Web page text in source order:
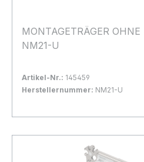
MONTAGETRÄGER
NM21-U
Artikel-Nr.: 145459
Herstellernummer: NM21-U
In den Warenkorb